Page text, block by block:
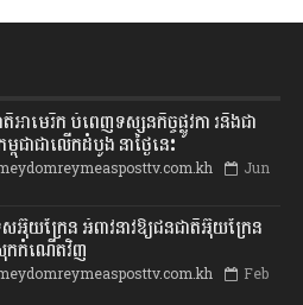
ាតិអាមេរិក បំពេញទស្សនកិច្ចផ្លូវកា រនិងជា
ម្ពុជាជាលើកដំបូង នាថ្ងៃនេះ
Jun
េសអ៊ុយក្រែន អំពាវនាវឱ្យជនជាតិអ៊ុយក្រែន
កកំណើតវិញ
Feb